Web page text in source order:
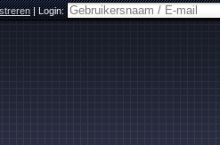
|Login: